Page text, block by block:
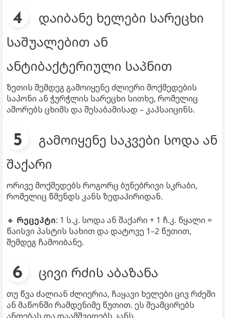
დაიბანე ხელები სარეცხი
საშუალებით ან
ანტიბაქტერიული საპნით
ზეთის შემდეგ გამოიყენე ძლიერი მოქმედების
საპონი ან ჭურჭლის სარეცხი სითხე, რომელიც
აშორებს ცხიმს და შესაბამისად – კაპსაიცინს.
გამოიყენე საკვები სოდა ან
შაქარი
ორივე მოქმედებს როგორც ბუნებრივი სკრაბი,
რომელიც წმენდს კანს ზედაპირიდან.
🔸 რეცეპტი: 1 ს.კ. სოდა ან შაქარი + 1 ჩ.კ. წყალი =
წაისვი პასტის სახით და დატოვე 1–2 წუთით,
შემდეგ ჩამოიბანე.
ცივი რძის აბაზანა
თუ წვა ძალიან ძლიერია, ჩაყავი ხელები ცივ რძეში
ან მაწონში რამდენიმე წუთით. ეს შეამცირებს